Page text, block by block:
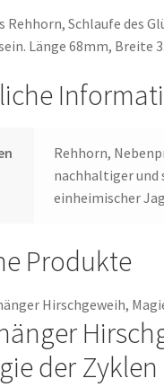
Rehhorn, Schlaufe des
Länge 68mm, Breite
Rehhorn,
nachhaltiger
einheimischer
Produkte
der Zyklen